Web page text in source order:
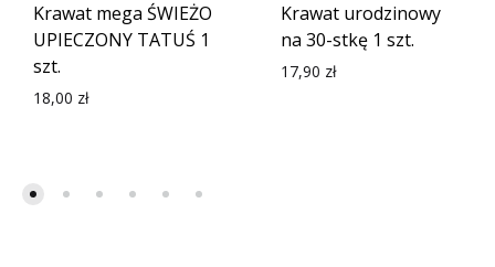
Krawat mega ŚWIEŻO
UPIECZONY TATUŚ 1
szt.
18,00 zł
Krawat urodzinowy
na 30-stkę 1 szt.
17,90 zł